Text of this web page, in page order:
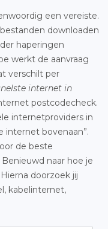
een vereiste.
downloaden
haperingen
werkt de aanvraag
verschilt per
internet in
postcodecheck.
internetproviders in
internet bovenaan”.
de beste
naar hoe je
doorzoek jij
kabelinternet,